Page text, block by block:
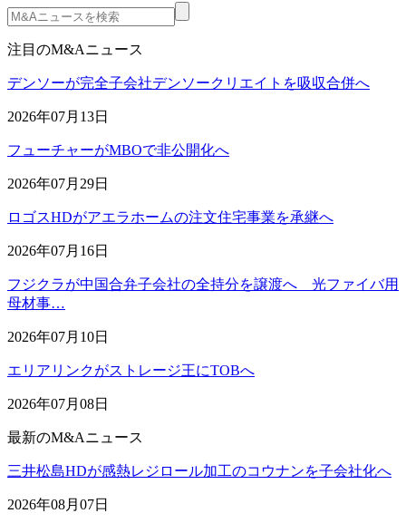
注目のM&Aニュース
デンソーが完全子会社デンソークリエイトを吸収合併へ
2026年07月13日
フューチャーがMBOで非公開化へ
2026年07月29日
ロゴスHDがアエラホームの注文住宅事業を承継へ
2026年07月16日
フジクラが中国合弁子会社の全持分を譲渡へ 光ファイバ用
母材事…
2026年07月10日
エリアリンクがストレージ王にTOBへ
2026年07月08日
最新のM&Aニュース
三井松島HDが感熱レジロール加工のコウナンを子会社化へ
2026年08月07日